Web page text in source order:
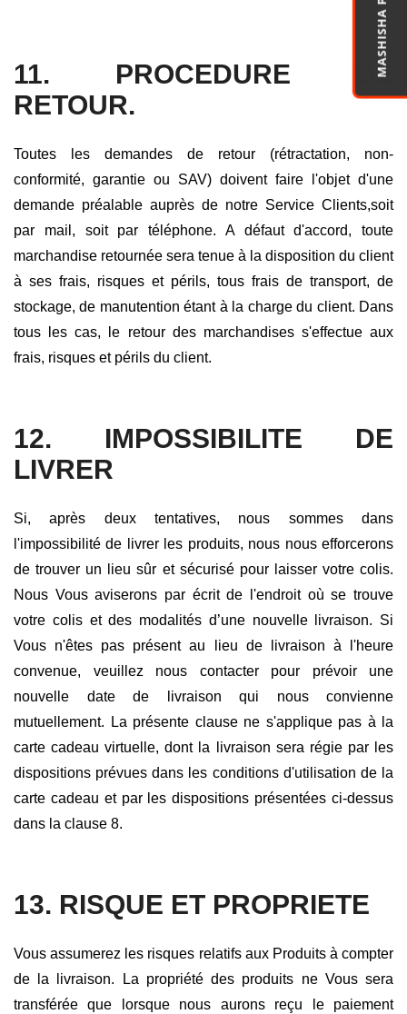
MASHISHA PRO
11. PROCEDURE DE
RETOUR.
Toutes les demandes de retour (rétractation, non-
conformité, garantie ou SAV) doivent faire l'objet d'une
demande préalable auprès de notre Service Clients,soit
par mail, soit par téléphone. A défaut d'accord, toute
marchandise retournée sera tenue à la disposition du client
à ses frais, risques et périls, tous frais de transport, de
stockage, de manutention étant à la charge du client. Dans
tous les cas, le retour des marchandises s'effectue aux
frais, risques et périls du client.
12. IMPOSSIBILITE DE
LIVRER
Si, après deux tentatives, nous sommes dans
l'impossibilité de livrer les produits, nous nous efforcerons
de trouver un lieu sûr et sécurisé pour laisser votre colis.
Nous Vous aviserons par écrit de l'endroit où se trouve
votre colis et des modalités d’une nouvelle livraison. Si
Vous n'êtes pas présent au lieu de livraison à l'heure
convenue, veuillez nous contacter pour prévoir une
nouvelle date de livraison qui nous convienne
mutuellement. La présente clause ne s'applique pas à la
carte cadeau virtuelle, dont la livraison sera régie par les
dispositions prévues dans les conditions d'utilisation de la
carte cadeau et par les dispositions présentées ci-dessus
dans la clause 8.
13. RISQUE ET PROPRIETE
Vous assumerez les risques relatifs aux Produits à compter
de la livraison. La propriété des produits ne Vous sera
transférée que lorsque nous aurons reçu le paiement